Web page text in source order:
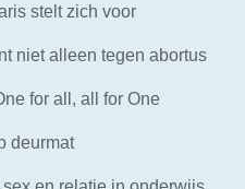
stelt zich voor
niet alleen tegen abortus
for all, all for One
deurmat